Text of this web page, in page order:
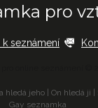
pro
seznámení
hledá jeho| On hledá ji
Gay seznamka